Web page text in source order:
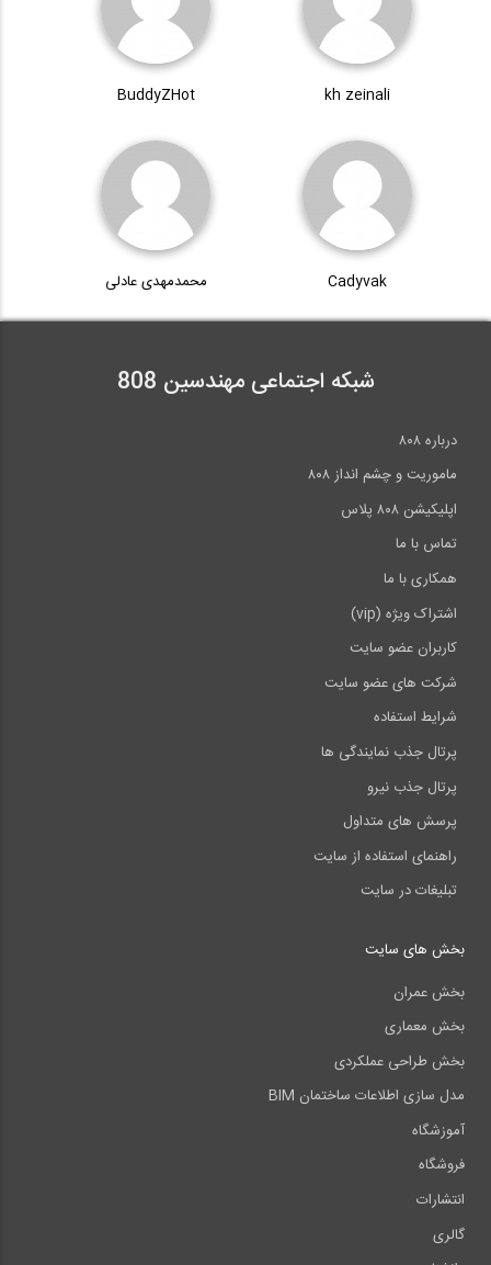
kh zeinali
BuddyZHot
Cadyvak محمدمهدی عادلی
شبکه اجتماعی مهندسین 808
درباره ۸۰۸
ماموریت و چشم انداز ۸۰۸
اپلیکیشن ۸۰۸ پلاس
تماس با ما
همکاری با ما
اشتراک ویژه (vip)
کاربران عضو سایت
شرکت های عضو سایت
شرایط استفاده
پرتال جذب نمایندگی ها
پرتال جذب نیرو
پرسش های متداول
راهنمای استفاده از سایت
تبلیغات در سایت
بخش های سایت
بخش عمران
بخش معماری
بخش طراحی عملکردی
مدل سازی اطلاعات ساختمان BIM
آموزشگاه
فروشگاه
انتشارات
گالری